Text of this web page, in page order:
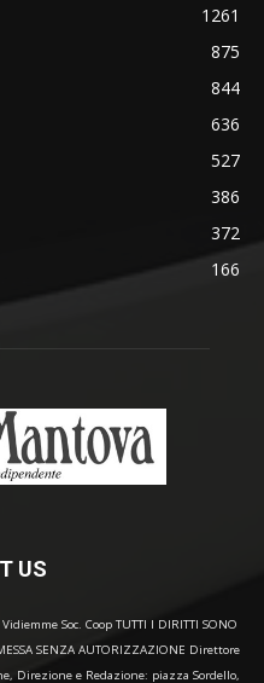
1261
875
844
636
527
386
372
166
US
Soc. Coop TUTTI I DIRITTI SONO
SENZA AUTORIZZAZIONE Direttore
Direzione e Redazione: piazza Sordello,